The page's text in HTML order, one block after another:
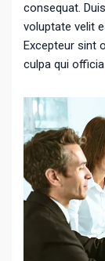
consequat.
voluptate velit
Excepteur sint
culpa qui